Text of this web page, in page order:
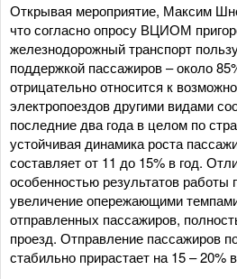
Открывая мероприятие, Максим
что согласно опросу ВЦИОМ
железнодорожный транспорт
поддержкой пассажиров – около
отрицательно относится к
электропоездов другими видами
последние два года в целом по
устойчивая динамика роста
составляет от 11 до 15% в год.
особенностью результатов работы
увеличение опережающими
отправленных пассажиров,
проезд. Отправление пассажиров
стабильно прирастает на 15 – 20%